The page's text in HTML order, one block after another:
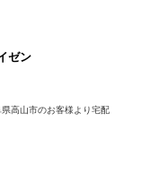
ゼン
高山市のお客様より宅配